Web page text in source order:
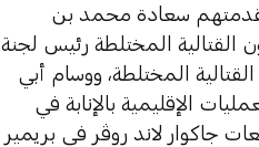
سعادة محمد بن
القتالية المختلطة رئيس لجنة
المختلطة، ووسام أبي
الإقليمية بالإنابة في
جاكوار لاند روڤر في بريمير